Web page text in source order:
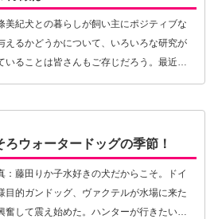
美紀犬との暮らしが飼い主にポジティブな
えるかどうかについて、いろいろな研究が
いることは皆さんもご存じだろう。最近の
記事にも、「愛犬との交流は飼い主の精神
ろウォータードッグの季節！
：藤田りか子水好きの犬だからこそ。ドイ
目的ガンドッグ、ヴァクテルが水場に来た
奮して震え始めた。ハンターが行きたい欲